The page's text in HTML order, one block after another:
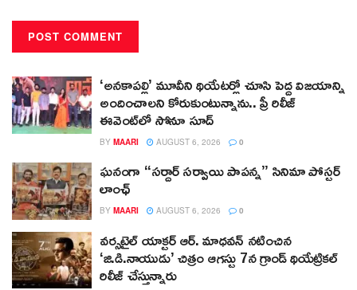
‘అనకాపల్లి’ మూవీని థియేటర్లో చూసి పెద్ద విజయాన్ని
అందించాలని కోరుకుంటున్నాను.. ప్రీ రిలీజ్
ఈవెంట్‌లో సోనూ సూద్
BY MAARI AUGUST 6, 2026 0
ఘనంగా “సర్దార్ సర్వాయి పాపన్న” సినిమా పోస్టర్
లాంఛ్
BY MAARI AUGUST 6, 2026 0
వర్సటైల్ యాక్టర్ ఆర్‌. మాధవన్‌ నటించిన
‘జి.డి.నాయుడు’ చిత్రం ఆగస్టు 7న గ్రాండ్ థియేట్రికల్
రిలీజ్ చేస్తున్నారు